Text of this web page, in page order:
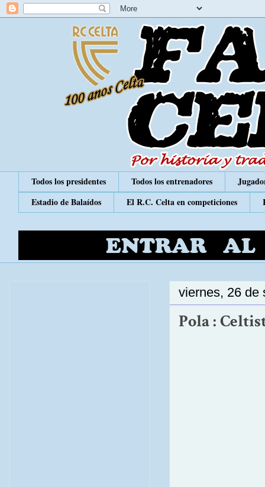
Todos los presidentes Todos los entrenadores
Estadio de Balaídos
El R.C. Celta en competiciones
viernes, 26 de
Pola :